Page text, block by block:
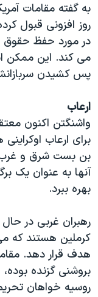
به گفته مقامات
روز افزونی قبول
در مورد حفظ حقوق
می کند. اين ممکن
پس کشيدن
ارعاب
واشنگتن اکنون
برای ارعاب
بن بست شرق و غرب
آنها به عنوان یک
بهره ببرد.
رهبران غربی در
کرملين هستند که
هدف قرار دهد.
بروشنی گزنده
روسیه خواهان